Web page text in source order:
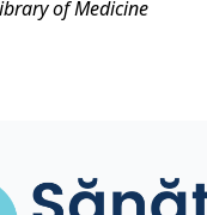
of Medicine